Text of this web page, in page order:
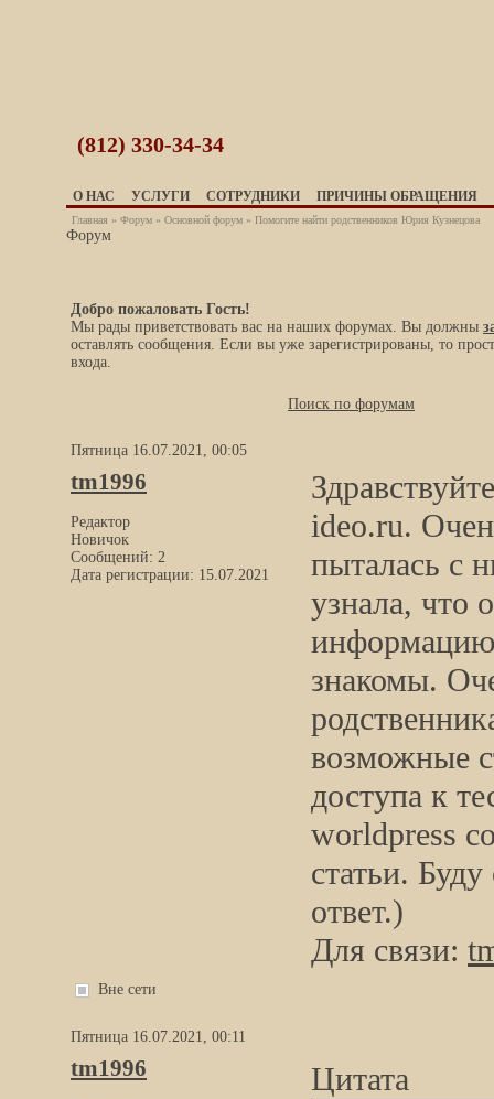
(812) 330-34-34
О НАС УСЛУГИ СОТРУДНИКИ ПРИЧИНЫ ОБРАЩЕНИЯ
Главная » Форум » Основной форум » Помогите найти родственников Юрия Кузнецова
Форум
Добро пожаловать Гость!
Мы рады приветствовать вас на наших форумах. Вы должны
оставлять сообщения. Если вы уже зарегистрированы, то
входа.
Поиск по форумам
Пятница 16.07.2021, 00:05
tm1996
Редактор
Новичок
Сообщений: 2
Дата регистрации: 15.07.2021
ideo.ru.
пыталась с
узнала, что
знакомы.
возможные
доступа к
worldpress
статьи.
ответ.)
Для связи:
Вне сети
Пятница 16.07.2021, 00:11
tm1996
Цитата